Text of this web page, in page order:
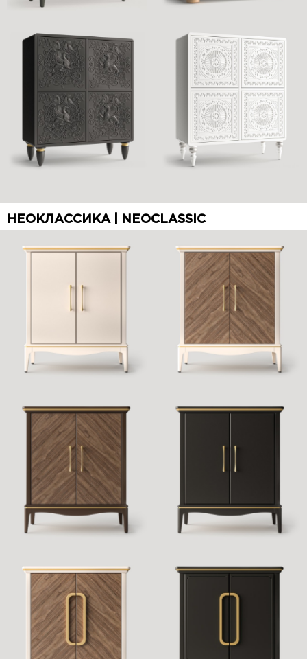
НЕОКЛАССИКА | NEOCLASSIC